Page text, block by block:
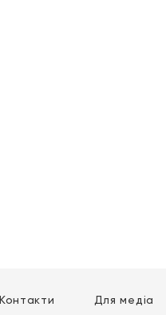
Контакти Для медіа